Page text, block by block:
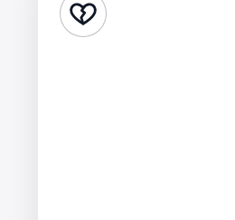
Стендап